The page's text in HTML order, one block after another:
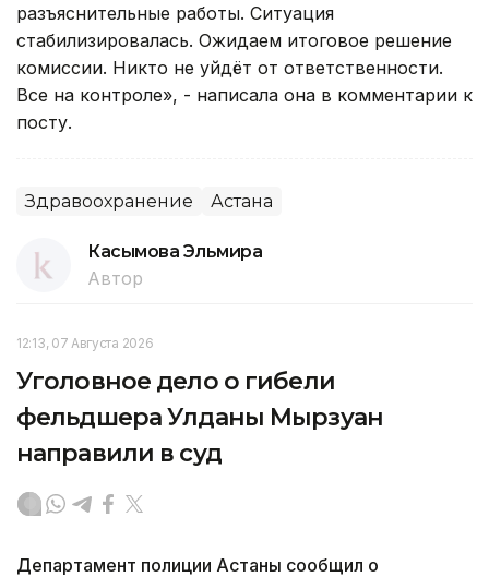
разъяснительные работы. Ситуация
стабилизировалась. Ожидаем итоговое решение
комиссии. Никто не уйдёт от ответственности.
Все на контроле», - написала она в комментарии к
посту.
Здравоохранение Астана
Касымова Эльмира
Автор
12:13, 07 Августа 2026
Уголовное дело о гибели
фельдшера Улданы Мырзуан
направили в суд
Департамент полиции Астаны сообщил о